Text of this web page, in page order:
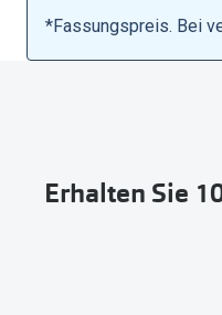
*Fassungspreis. Bei
Erhalten Sie